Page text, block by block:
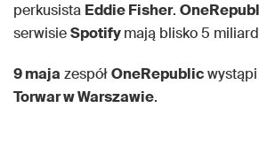
perkusista Eddie Fisher.
serwisieSpotifymają blisko 5
9 maja zespółOneRepublic
Torwar w Warszawie.